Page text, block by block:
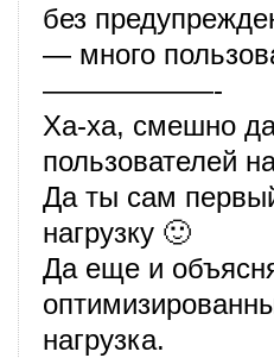
без
— много
——————-
Ха-ха, смешно
пользователей
Да ты сам
нагрузку 🙂
Да еще и
нагрузка.